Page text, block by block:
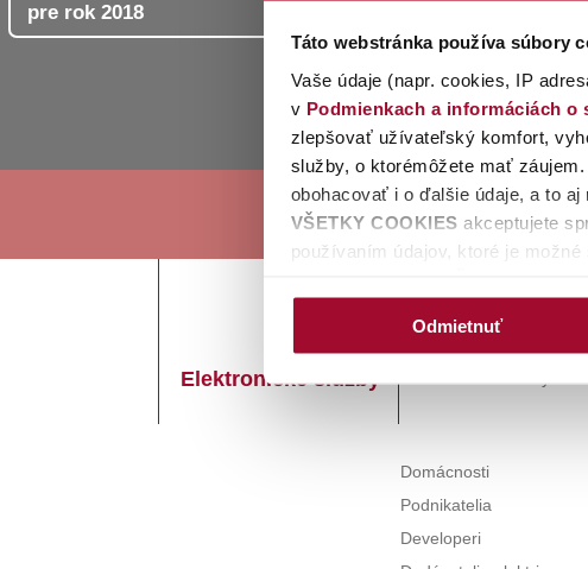
Táto webstránka používa súbory
Vaše údaje (napr. cookies, IP
v Podmienkach a informáciách o
zlepšovať užívateľský komfort,
služby, o ktorémôžete mať
obohacovať i o ďalšie údaje, a to
VŠETKY COOKIES akceptujete
používaním údajov, ktoré je
udeliť/neudeliť súhlas pre
kliknutí na ňu máte k dispozícii
súhlasu).Zobrazia sa vám aj dve
Odmietnuť
pre rok 2018
Zoznam
Plánované
Elektronické služby
Domácnosti
Podnikatelia
Developeri